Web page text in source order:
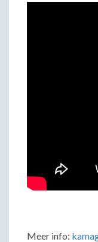
Meer info: